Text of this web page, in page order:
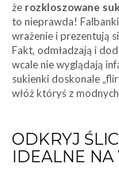
że rozkloszowane
to nieprawda!
wrażenie i prezentują
Fakt, odmładzają i
wcale nie wyglądają
sukienki doskonale
włóż któryś z
ODKRYJ
IDEALNE NA